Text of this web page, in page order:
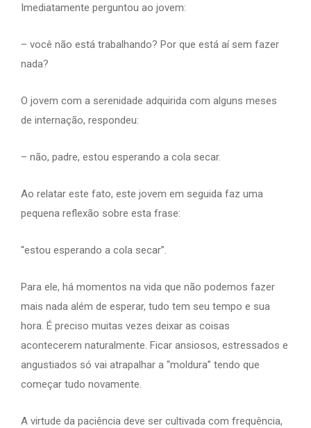
Imediatamente perguntou ao jovem:
– você não está trabalhando? Por que está aí sem fazer
nada?
O jovem com a serenidade adquirida com alguns meses
de internação, respondeu:
– não, padre, estou esperando a cola secar.
Ao relatar este fato, este jovem em seguida faz uma
pequena reflexão sobre esta frase:
“estou esperando a cola secar”.
Para ele, há momentos na vida que não podemos fazer
mais nada além de esperar, tudo tem seu tempo e sua
hora. É preciso muitas vezes deixar as coisas
acontecerem naturalmente. Ficar ansiosos, estressados e
angustiados só vai atrapalhar a “moldura” tendo que
começar tudo novamente.
A virtude da paciência deve ser cultivada com frequência,